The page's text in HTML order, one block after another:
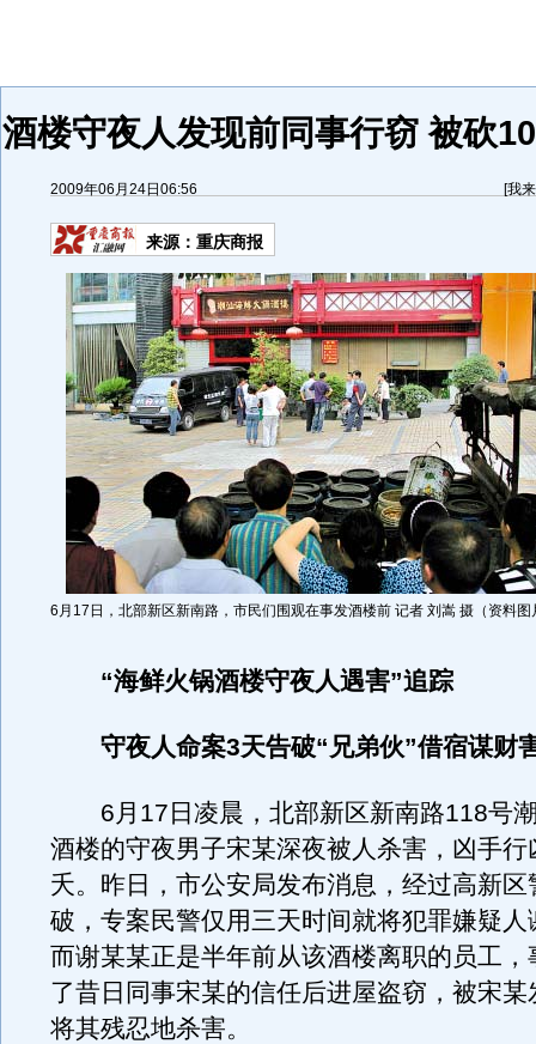
酒楼守夜人发现前同事行窃 被砍
2009年06月24日06:56 [我
来源： 重庆商报
6月17日，北部新区新南路，市民们围观在事发酒楼前 记者 刘嵩 摄（资料图
“海鲜火锅酒楼守夜人遇害”追踪
守夜人命案3天告破“兄弟伙”借宿谋财
6月17日凌晨，北部新区新南路118号
酒楼的守夜男子宋某深夜被人杀害，凶手行
夭。昨日，市公安局发布消息，经过高新区
破，专案民警仅用三天时间就将犯罪嫌疑人
而谢某某正是半年前从该酒楼离职的员工，
了昔日同事宋某的信任后进屋盗窃，被宋某
将其残忍地杀害。